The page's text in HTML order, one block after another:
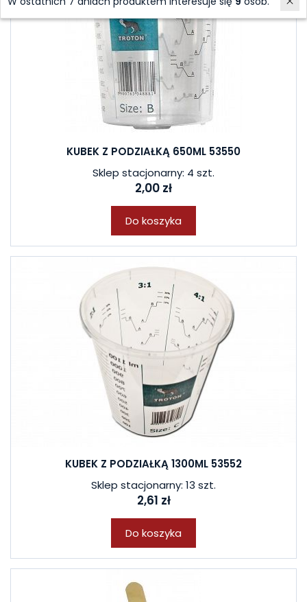
KUBEK Z PODZIAŁKĄ 650ML 53550
Sklep stacjonarny: 4 szt.
2,00 zł
Do koszyka
KUBEK Z PODZIAŁKĄ 1300ML 53552
Sklep stacjonarny: 13 szt.
2,61 zł
Do koszyka